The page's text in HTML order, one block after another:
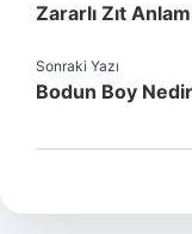
Zararlı Zıt
Sonraki Yazı
Bodun Boy Nedir